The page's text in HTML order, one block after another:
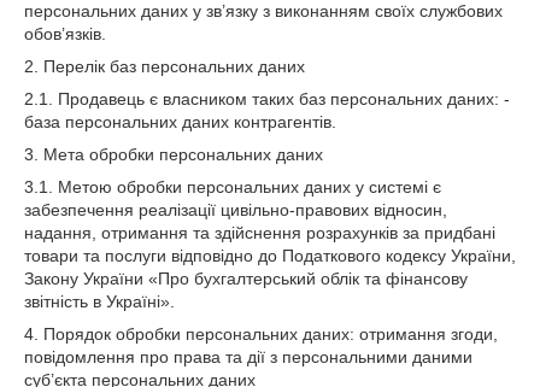
персональних даних у зв’язку з виконанням своїх службових
обов’язків.
2. Перелік баз персональних даних
2.1. Продавець є власником таких баз персональних даних: -
база персональних даних контрагентів.
3. Мета обробки персональних даних
3.1. Метою обробки персональних даних у системі є
забезпечення реалізації цивільно-правових відносин,
надання, отримання та здійснення розрахунків за придбані
товари та послуги відповідно до Податкового кодексу України,
Закону України «Про бухгалтерський облік та фінансову
звітність в Україні».
4. Порядок обробки персональних даних: отримання згоди,
повідомлення про права та дії з персональними даними
суб’єкта персональних даних